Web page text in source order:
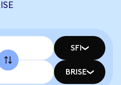
SFI
BRISE